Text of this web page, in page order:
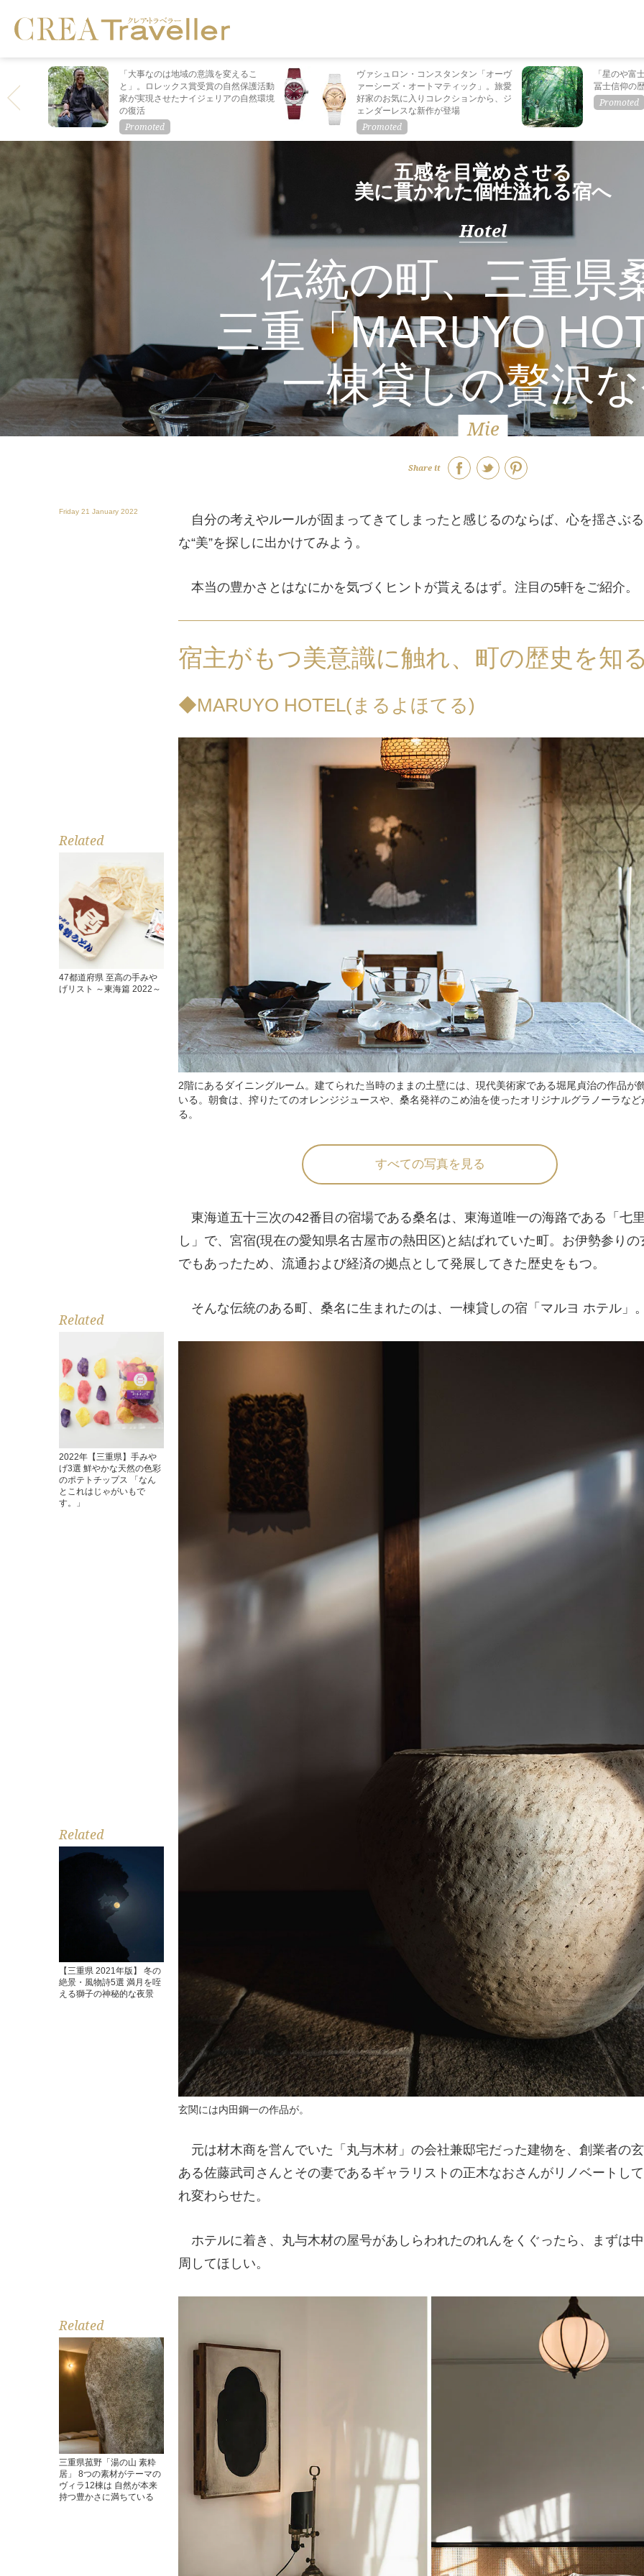
「大事なのは地域の意識を変えるこ
と」。ロレックス賞受賞の自然保護活動
家が実現させたナイジェリアの自然環境
の復活
ヴァシュロン・コンスタンタン「オーヴ
ァーシーズ・オートマティック」。旅愛
好家のお気に入りコレクションから、ジ
ェンダーレスな新作が登場
「星のや富
冨士信仰の
五感を目覚めさせる
美に貫かれた個性溢れる宿へ
Hotel
伝統の町、三重県
三重「MARUYO
一棟貸しの贅沢
Mie
Share it
Friday 21 January 2022
Related
47都道府県 至高の手みや
げリスト ～東海篇 2022～
Related
2022年【三重県】手みや
げ3選 鮮やかな天然の色彩
のポテトチップス 「なん
とこれはじゃがいもで
す。」
Related
【三重県 2021年版】 冬の
絶景・風物詩5選 満月を咥
える獅子の神秘的な夜景
Related
三重県菰野「湯の山 素粋
居」 8つの素材がテーマの
ヴィラ12棟は 自然が本来
持つ豊かさに満ちている
自分の考えやルールが固まってきてしまったと感じるのならば、心を揺さぶ
な“美”を探しに出かけてみよう。
本当の豊かさとはなにかを気づくヒントが貰えるはず。注目の5軒をご紹介。
宿主がもつ美意識に触れ、町の歴史を知
◆MARUYO HOTEL(まるよほてる)
2階にあるダイニングルーム。建てられた当時のままの土壁には、現代美術家である堀尾貞治の作品が
いる。朝食は、搾りたてのオレンジジュースや、桑名発祥のこめ油を使ったオリジナルグラノーラなど
る。
すべての写真を見る
東海道五十三次の42番目の宿場である桑名は、東海道唯一の海路である「七
し」で、宮宿(現在の愛知県名古屋市の熱田区)と結ばれていた町。お伊勢参りの
でもあったため、流通および経済の拠点として発展してきた歴史をもつ。
そんな伝統のある町、桑名に生まれたのは、一棟貸しの宿「マルヨ ホテル」
玄関には内田鋼一の作品が。
元は材木商を営んでいた「丸与木材」の会社兼邸宅だった建物を、創業者の
ある佐藤武司さんとその妻であるギャラリストの正木なおさんがリノベートし
れ変わらせた。
ホテルに着き、丸与木材の屋号があしらわれたのれんをくぐったら、まずは
周してほしい。